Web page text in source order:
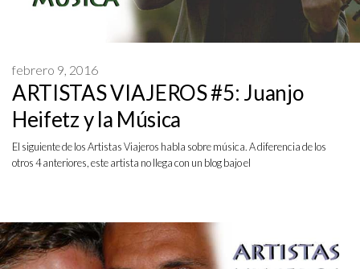
ARTISTAS VIAJEROS #5: Juanjo
Heifetz y la Música
febrero 9, 2016
El siguiente de los Artistas Viajeros habla sobre música. A diferencia de los
otros 4 anteriores, este artista no llega con un blog bajo el